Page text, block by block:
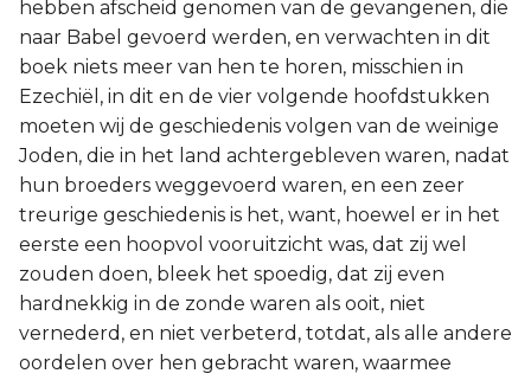
hebben afscheid genomen van de gevangenen, die
naar Babel gevoerd werden, en verwachten in dit
boek niets meer van hen te horen, misschien in
Ezechiël, in dit en de vier volgende hoofdstukken
moeten wij de geschiedenis volgen van de weinige
Joden, die in het land achtergebleven waren, nadat
hun broeders weggevoerd waren, en een zeer
treurige geschiedenis is het, want, hoewel er in het
eerste een hoopvol vooruitzicht was, dat zij wel
zouden doen, bleek het spoedig, dat zij even
hardnekkig in de zonde waren als ooit, niet
vernederd, en niet verbeterd, totdat, als alle andere
oordelen over hen gebracht waren, waarmee